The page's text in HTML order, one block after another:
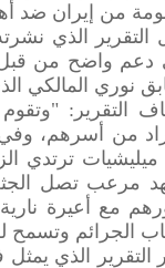
من إيران ضد
التقرير الذي
دعم واضح من قبل
نوري المالكي
التقرير:
من أسرهم،
ميليشيات ترتدي
مرعب تصل
مع أعيرة
الجرائم وتسمح
التقرير الذي